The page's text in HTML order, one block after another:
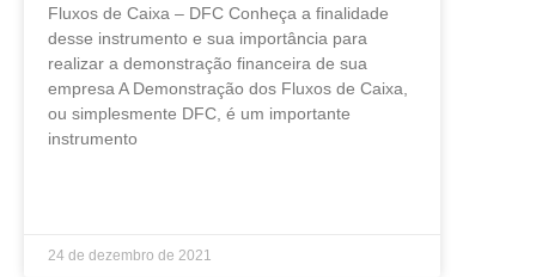
Fluxos de Caixa – DFC Conheça a finalidade
desse instrumento e sua importância para
realizar a demonstração financeira de sua
empresa A Demonstração dos Fluxos de Caixa,
ou simplesmente DFC, é um importante
instrumento
24 de dezembro de 2021